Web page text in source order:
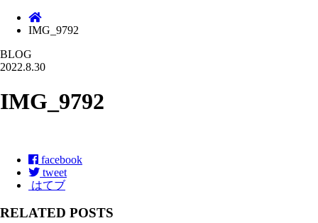
IMG_9792
BLOG
2022.8.30
IMG_9792
facebook
tweet
はてブ
RELATED POSTS